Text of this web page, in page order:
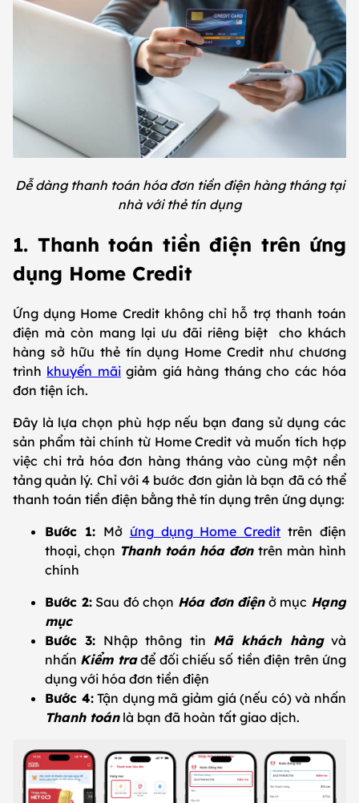
Dễ dàng thanh toán hóa đơn tiền điện hàng tháng tại
nhà với thẻ tín dụng
1. Thanh toán tiền điện trên ứng
dụng Home Credit
Ứng dụng Home Credit không chỉ hỗ trợ thanh toán
điện mà còn mang lại ưu đãi riêng biệt cho khách
hàng sở hữu thẻ tín dụng Home Credit như chương
trình khuyến mãigiảm giá hàng tháng cho các hóa
đơn tiện ích.
Đây là lựa chọn phù hợp nếu bạn đang sử dụng các
sản phẩm tài chính từ Home Credit và muốn tích hợp
việc chi trả hóa đơn hàng tháng vào cùng một nền
tảng quản lý. Chỉ với 4 bước đơn giản là bạn đã có thể
thanh toán tiền điện bằng thẻ tín dụng trên ứng dụng:
Bước 1: Mở ứng dụng Home Credit trên điện
thoại, chọn Thanh toán hóa đơn trên màn hình
chính
Bước 2:Sau đó chọn Hóa đơn điệnở mục Hạng
mục
Bước 3: Nhập thông tin Mã khách hàngvà
nhấn Kiểm trađể đối chiếu số tiền điện trên ứng
dụng với hóa đơn tiền điện
Bước 4:Tận dụng mã giảm giá (nếu có) và nhấn
Thanh toánlà bạn đã hoàn tất giao dịch.